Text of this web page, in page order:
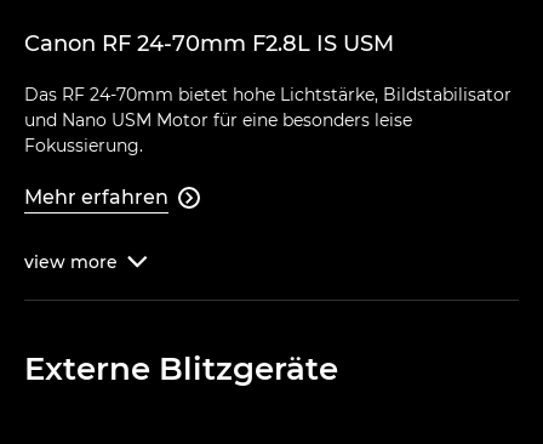
Canon RF 24-70mm F2.8L IS USM
Das RF 24-70mm bietet hohe Lichtstärke, Bildstabilisator
und Nano USM Motor für eine besonders leise
Fokussierung.
Mehr erfahren 
view more 
Externe Blitzgeräte